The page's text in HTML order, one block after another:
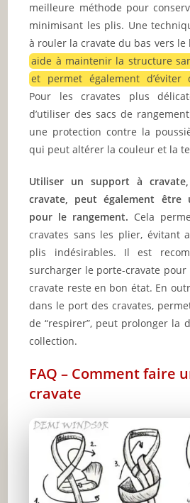
meilleure méthode pour
minimisant les plis. Une
à rouler la cravate du bas vers le
aide à maintenir la structure
et permet également d’éviter
Pour les cravates plus
d’utiliser des sacs de
une protection contre la
qui peut altérer la couleur et la
Utiliser un support à
cravate, peut également être
pour le rangement. Cela
cravates sans les plier, évitant
plis indésirables. Il est
surcharger le porte-cravate
cravate reste en bon état. En
dans le port des cravates,
de “respirer”, peut prolonger la
collection.
FAQ – Comment faire
cravate